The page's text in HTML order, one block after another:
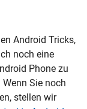
Android Tricks,
noch eine
Phone zu
Sie noch
stellen wir